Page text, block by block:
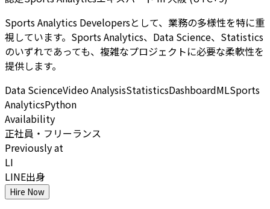
Sports Analytics Developersとして、業務の多様性を特に重
視しています。Sports Analytics、Data Science、Statistics
のいずれであっても、複雑なプロジェクトに必要な柔軟性を
提供します。
Data ScienceVideo AnalysisStatisticsDashboardMLSports
AnalyticsPython
Availability
正社員・フリーランス
Previously at
LI
LINE出身
Hire Now